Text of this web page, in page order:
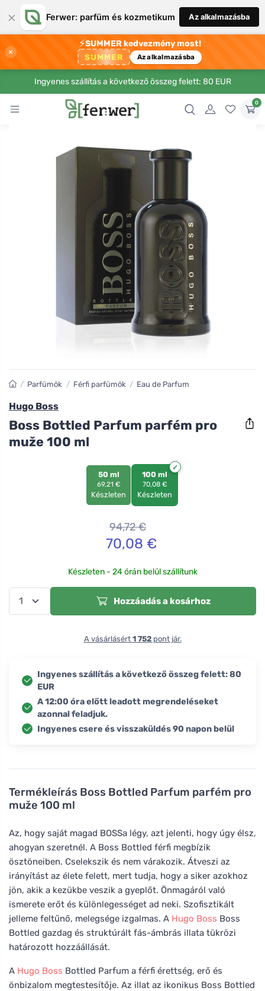
× Ferwer: parfüm és kozmetikum Az alkalmazásba
×
⚡SUMMER kedvezmény most!
SUMMER Az alkalmazásba
Ingyenes szállítás a következő összeg felett: 80 EUR
0
Termékleírás Boss Bottled Parfum parfém pro
muže 100 ml
Az, hogy saját magad BOSSa légy, azt jelenti, hogy úgy élsz,
ahogyan szeretnél. A Boss Bottled férfi megbízik
ösztöneiben. Cselekszik és nem várakozik. Átveszi az
irányítást az élete felett, mert tudja, hogy a siker azokhoz
jön, akik a kezükbe veszik a gyeplőt. Önmagáról való
ismerete erőt és különlegességet ad neki. Szofisztikált
jelleme feltűnő, melegsége izgalmas. A Hugo Boss Boss
Bottled gazdag és struktúrált fás-ámbrás illata tükrözi
határozott hozzáállását.
A Hugo Boss Bottled Parfum a férfi érettség, erő és
önbizalom megtestesítője. Az illat az ikonikus Boss Bottled
/ Parfümök / Férfi parfümök / Eau de Parfum
Hugo Boss
Boss Bottled Parfum parfém pro
muže 100 ml
50 ml
69,21 €
Készleten
100 ml
70,08 €
Készleten
94,72€
70,08 €
Készleten - 24 órán belül szállítunk
Hozzáadás a kosárhoz
A vásárlásért 1 752pont jár.
Ingyenes szállítás a következő összeg felett: 80
EUR
A 12:00 óra előtt leadott megrendeléseket
azonnal feladjuk.
Ingyenes csere és visszaküldés 90 napon belül